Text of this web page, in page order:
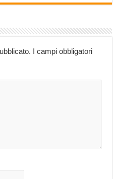
I campi obbligatori